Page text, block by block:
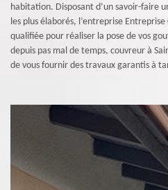
habitation. Disposant d’un savoir-faire
les plus élaborés, l’entreprise Entreprise
qualifiée pour réaliser la pose de vos
depuis pas mal de temps, couvreur à
de vous fournir des travaux garantis à